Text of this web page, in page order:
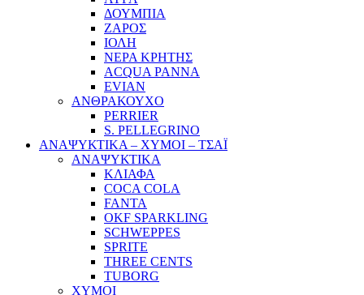
ΔΟΥΜΠΙΑ
ΖΑΡΟΣ
ΙΟΛΗ
ΝΕΡΑ ΚΡΗΤΗΣ
ACQUA PANNA
EVIAN
ΑΝΘΡΑΚΟΥΧΟ
PERRIER
S. PELLEGRINO
ΑΝΑΨΥΚΤΙΚΑ – ΧΥΜΟΙ – ΤΣΑΪ
ΑΝΑΨΥΚΤΙΚΑ
ΚΛΙΑΦΑ
COCA COLA
FANTA
OKF SPARKLING
SCHWEPPES
SPRITE
THREE CENTS
TUBORG
ΧΥΜΟΙ